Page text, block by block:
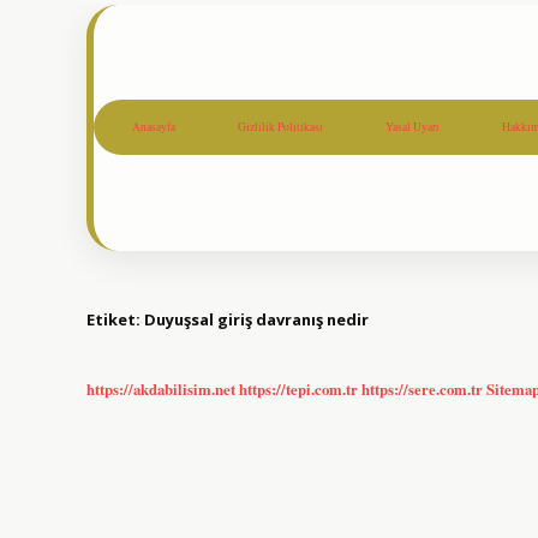
Anasayfa Gizlilik Politikası Yasal Uyarı
Etiket: Duyuşsal giriş davranış nedir
https://akdabilisim.nethttps://tepi.com.trhttps://sere.com.tr